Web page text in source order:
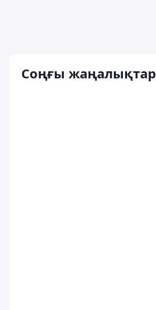
Соңғы жаңалықтар